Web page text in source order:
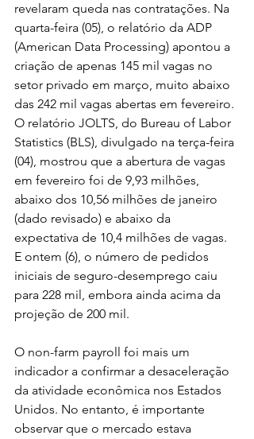
revelaram queda nas contratações. Na
quarta-feira (05), o relatório da ADP
(American Data Processing) apontou a
criação de apenas 145 mil vagas no
setor privado em março, muito abaixo
das 242 mil vagas abertas em fevereiro.
O relatório JOLTS, do Bureau of Labor
Statistics (BLS), divulgado na terça-feira
(04), mostrou que a abertura de vagas
em fevereiro foi de 9,93 milhões,
abaixo dos 10,56 milhões de janeiro
(dado revisado) e abaixo da
expectativa de 10,4 milhões de vagas.
E ontem (6), o número de pedidos
iniciais de seguro-desemprego caiu
para 228 mil, embora ainda acima da
projeção de 200 mil.
O non-farm payroll foi mais um
indicador a confirmar a desaceleração
da atividade econômica nos Estados
Unidos. No entanto, é importante
observar que o mercado estava